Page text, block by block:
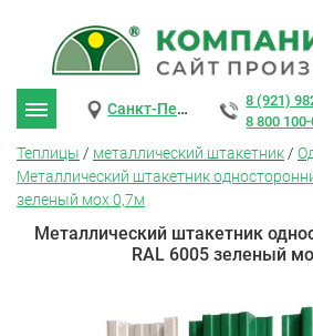
Санкт-Петербург
8 (921)
8 800
Теплицы / металлический штакетник /
Металлический штакетник
зеленый мох 0,7м
Металлический штакетник
RAL 6005 зеленый